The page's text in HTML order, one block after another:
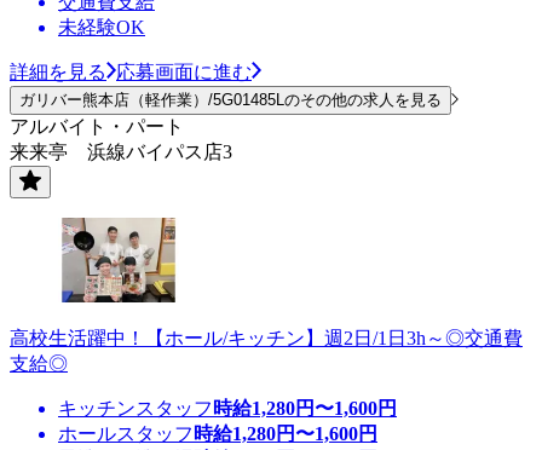
未経験OK
詳細を見る 応募画面に進む
ガリバー熊本店（軽作業）/5G01485Lのその他の求人を見る
アルバイト・パート
来来亭 浜線バイパス店3
高校生活躍中！【ホール/キッチン】週2日/1日3h～◎交通費
支給◎
キッチンスタッフ 時給1,280円〜1,600円
ホールスタッフ 時給1,280円〜1,600円